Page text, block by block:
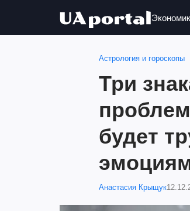
Астрология и гороскопы
Три
будет
Анастасия Крыщук